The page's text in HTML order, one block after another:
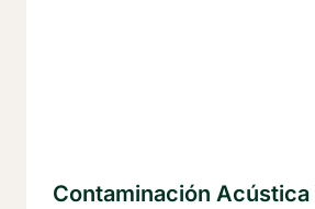
Contaminación Acústica